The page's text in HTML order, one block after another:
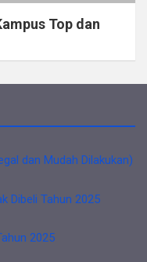
Top dan
dan Mudah Dilakukan)
Dibeli Tahun 2025
2025